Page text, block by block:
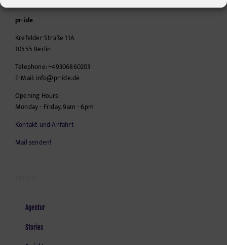
pr-ide
Krefelder Straße 11A
10555 Berlin
Telephone:+49306860203
E-Mail: info@pr-ide.de
Opening Hours:
Monday - Friday, 9am - 6pm
Kontakt und Anfahrt
Mail senden!
Agentur
Stories